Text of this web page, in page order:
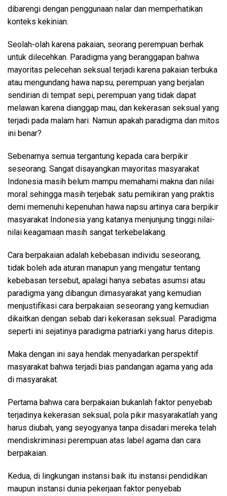
dibarengi dengan penggunaan nalar dan memperhatikan
konteks kekinian.
Seolah-olah karena pakaian, seorang perempuan berhak
untuk dilecehkan. Paradigma yang beranggapan bahwa
mayoritas pelecehan seksual terjadi karena pakaian terbuka
atau mengundang hawa napsu, perempuan yang berjalan
sendirian di tempat sepi, perempuan yang tidak dapat
melawan karena dianggap mau, dan kekerasan seksual yang
terjadi pada malam hari. Namun apakah paradigma dan mitos
ini benar?
Sebenarnya semua tergantung kepada cara berpikir
seseorang. Sangat disayangkan mayoritas masyarakat
Indonesia masih belum mampu memahami makna dan nilai
moral sehingga masih terjebak satu pemikiran yang praktis
demi memenuhi kepenuhan hawa napsu artinya cara berpikir
masyarakat Indonesia yang katanya menjunjung tinggi nilai-
nilai keagamaan masih sangat terkebelakang.
Cara berpakaian adalah kebebasan individu seseorang,
tidak boleh ada aturan manapun yang mengatur tentang
kebebasan tersebut, apalagi hanya sebatas asumsi atau
paradigma yang dibangun dimasyarakat yang kemudian
menjustifikasi cara berpakaian seseorang yang kemudian
dikaitkan dengan sebab dari kekerasan seksual. Paradigma
seperti ini sejatinya paradigma patriarki yang harus ditepis.
Maka dengan ini saya hendak menyadarkan perspektif
masyarakat bahwa terjadi bias pandangan agama yang ada
di masyarakat.
Pertama bahwa cara berpakaian bukanlah faktor penyebab
terjadinya kekerasan seksual, pola pikir masyarakatlah yang
harus diubah, yang seyogyanya tanpa disadari mereka telah
mendiskriminasi perempuan atas label agama dan cara
berpakaian.
Kedua, di lingkungan instansi baik itu instansi pendidikan
maupun instansi dunia pekerjaan faktor penyebab